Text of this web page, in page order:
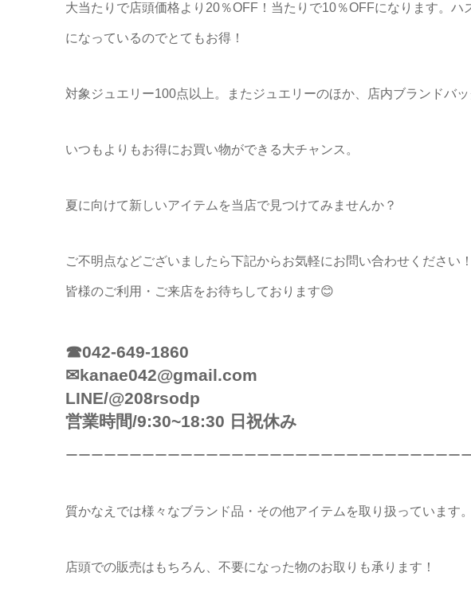
大当たりで店頭価格より20％OFF！当たりで10％OFFになります。
になっているのでとてもお得！
対象ジュエリー100点以上。またジュエリーのほか、店内ブランドバ
いつもよりもお得にお買い物ができる大チャンス。
夏に向けて新しいアイテムを当店で見つけてみませんか？
ご不明点などございましたら下記からお気軽にお問い合わせください！
皆様のご利用・ご来店をお待ちしております😊
☎042-649-1860
✉kanae042@gmail.com
LINE/@208rsodp
営業時間/9:30~18:30 日祝休み
ーーーーーーーーーーーーーーーーーーーーーーーーーーーーーーー
質かなえでは様々なブランド品・その他アイテムを取り扱っています。
店頭での販売はもちろん、不要になった物のお取りも承ります！